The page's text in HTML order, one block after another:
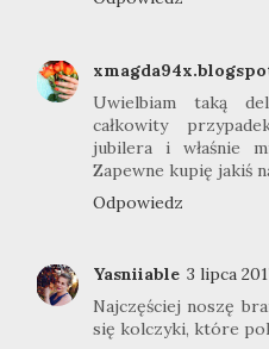
Uwielbiam taką
całkowity
jubilera i właśnie
Zapewne kupię jakiś
Odpowiedz
Yasniiable 3 lipca
Najczęściej noszę
się kolczyki, które